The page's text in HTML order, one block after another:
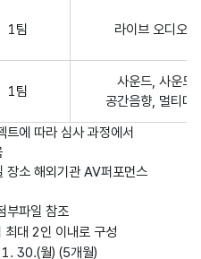
1팀 라이브 오디오
1팀
사운드, 사운드
공간음향, 멀티미
에 따라 심사 과정에서
소 해외기관 AV퍼포먼스
부파일 참조
대 2인 이내로 구성
30.(월) (5개월)